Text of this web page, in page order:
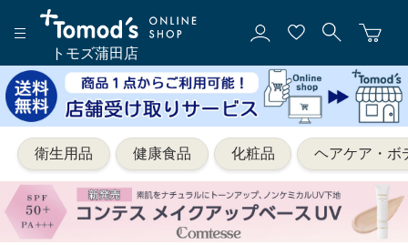
トモズ蒲田店
衛生用品 健康食品 化粧品 ヘアケア・ボ